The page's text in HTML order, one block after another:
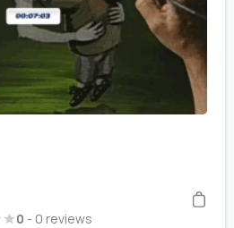
0 - 0 reviews